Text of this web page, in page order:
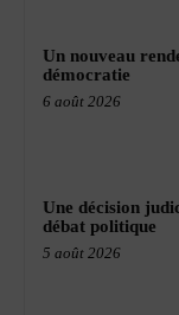
Un nouveau
démocratie
6 août 2026
Une décision
débat politique
5 août 2026